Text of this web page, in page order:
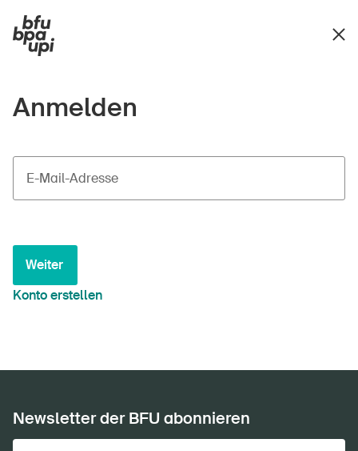
Anmelden
E-Mail-Adresse
Weiter
Konto erstellen
Newsletter der BFU abonnieren